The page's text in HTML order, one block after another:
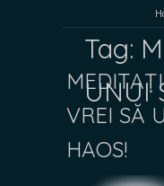
Tag:
UNUI
VREI SĂ
HAOS!